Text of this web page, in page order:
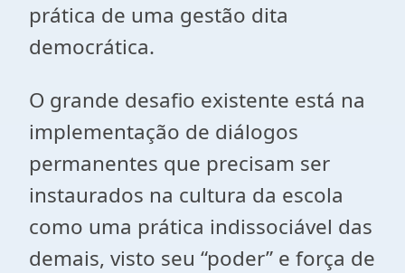
prática de uma gestão dita
democrática.
O grande desafio existente está na
implementação de diálogos
permanentes que precisam ser
instaurados na cultura da escola
como uma prática indissociável das
demais, visto seu “poder” e força de